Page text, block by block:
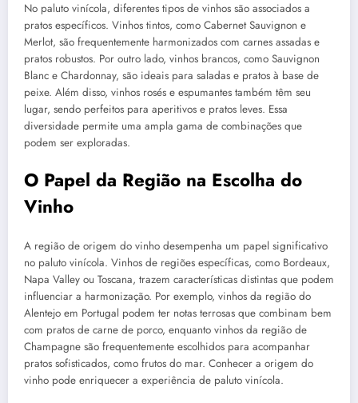
No paluto vinícola, diferentes tipos de vinhos são associados a
pratos específicos. Vinhos tintos, como Cabernet Sauvignon e
Merlot, são frequentemente harmonizados com carnes assadas e
pratos robustos. Por outro lado, vinhos brancos, como Sauvignon
Blanc e Chardonnay, são ideais para saladas e pratos à base de
peixe. Além disso, vinhos rosés e espumantes também têm seu
lugar, sendo perfeitos para aperitivos e pratos leves. Essa
diversidade permite uma ampla gama de combinações que
podem ser exploradas.
O Papel da Região na Escolha do
Vinho
A região de origem do vinho desempenha um papel significativo
no paluto vinícola. Vinhos de regiões específicas, como Bordeaux,
Napa Valley ou Toscana, trazem características distintas que podem
influenciar a harmonização. Por exemplo, vinhos da região do
Alentejo em Portugal podem ter notas terrosas que combinam bem
com pratos de carne de porco, enquanto vinhos da região de
Champagne são frequentemente escolhidos para acompanhar
pratos sofisticados, como frutos do mar. Conhecer a origem do
vinho pode enriquecer a experiência de paluto vinícola.